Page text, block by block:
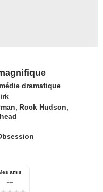
dramatique
Rock Hudson
amis
--